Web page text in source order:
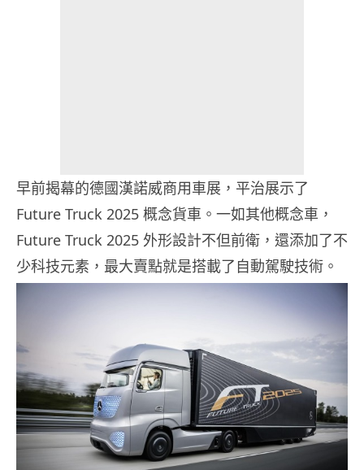
早前揭幕的德國漢諾威商用車展，平治展示了
Future Truck 2025 概念貨車。一如其他概念車，
Future Truck 2025 外形設計不但前衛，還添加了不
少科技元素，最大賣點就是搭載了自動駕駛技術。